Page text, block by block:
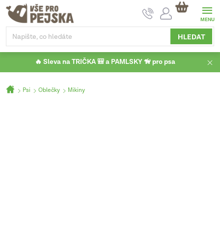
Přejít
obsah
HLEDAT
NÁKUPNÍ
KOŠÍK
🔥 Sleva na TRIČKA 🎒 a PAMLSKY 🦮 pro psa
Domů
Psi Oblečky Mikiny